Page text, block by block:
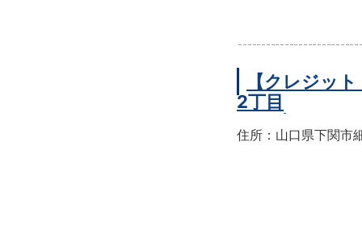
【クレジッ
2丁目
住所：山口県下関市